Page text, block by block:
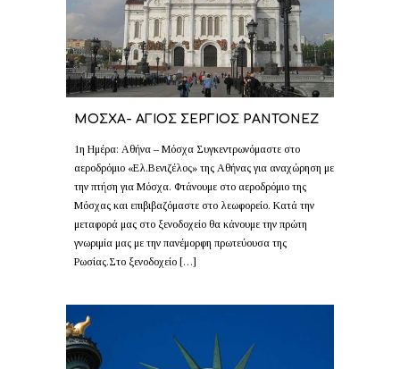
ΜΟΣΧΑ- ΑΓΙΟΣ ΣΕΡΓΙΟΣ ΡΑΝΤΟΝΕΖ
1η Ημέρα: Αθήνα – Μόσχα Συγκεντρωνόμαστε στο
αεροδρόμιο «Ελ.Βενιζέλος» της Αθήνας για αναχώρηση με
την πτήση για Μόσχα. Φτάνουμε στο αεροδρόμιο της
Μόσχας και επιβιβαζόμαστε στο λεωφορείο. Κατά την
μεταφορά μας στο ξενοδοχείο θα κάνουμε την πρώτη
γνωριμία μας με την πανέμορφη πρωτεύουσα της
Ρωσίας.Στο ξενοδοχείο […]